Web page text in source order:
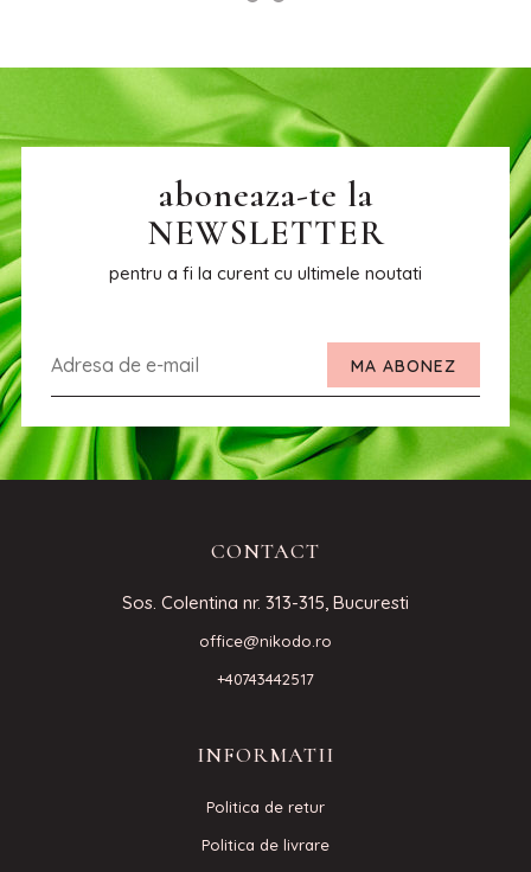
aboneaza-te la
NEWSLETTER
pentru a fi la curent cu ultimele noutati
MA ABONEZ
CONTACT
Sos. Colentina nr. 313-315, Bucuresti
office@nikodo.ro
+40743442517
INFORMATII
Politica de retur
Politica de livrare